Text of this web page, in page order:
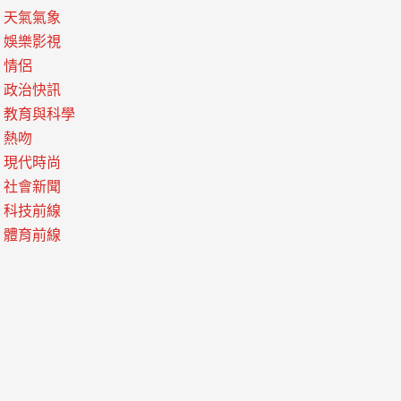
天氣氣象
娛樂影視
情侶
政治快訊
教育與科學
熱吻
現代時尚
社會新聞
科技前線
體育前線